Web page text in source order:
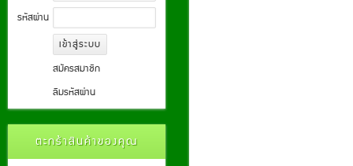
รหัสผ่าน
สมัครสมาชิก
ลืมรหัสผ่าน
ตะกร้าสินค้าของคุณ